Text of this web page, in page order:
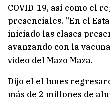
COVID-19, así como el
presenciales. “En el
iniciado las clases
avanzando con la
video del Mazo Maza.
Dijo el el lunes
más de 2 millones de